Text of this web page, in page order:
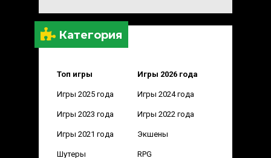
Категория
Топ игры Игры 2026 года
Игры 2025 года Игры 2024 года
Игры 2023 года Игры 2022 года
Игры 2021 года Экшены
Шутеры RPG